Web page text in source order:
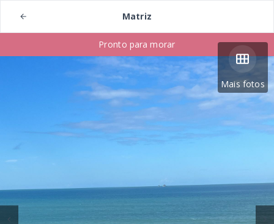
Matriz
Mais fotos
Pronto para morar